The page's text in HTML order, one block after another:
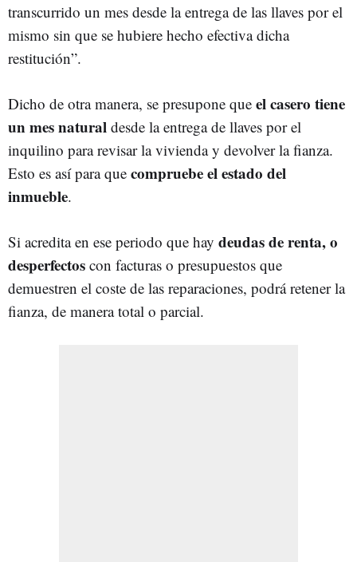
transcurrido un mes desde la entrega de las llaves por el
mismo sin que se hubiere hecho efectiva dicha
restitución”.
Dicho de otra manera, se presupone que el casero tiene
un mes natural desde la entrega de llaves por el
inquilino para revisar la vivienda y devolver la fianza.
Esto es así para que compruebe el estado del
inmueble.
Si acredita en ese periodo que hay deudas de renta, o
desperfectos con facturas o presupuestos que
demuestren el coste de las reparaciones, podrá retener la
fianza, de manera total o parcial.